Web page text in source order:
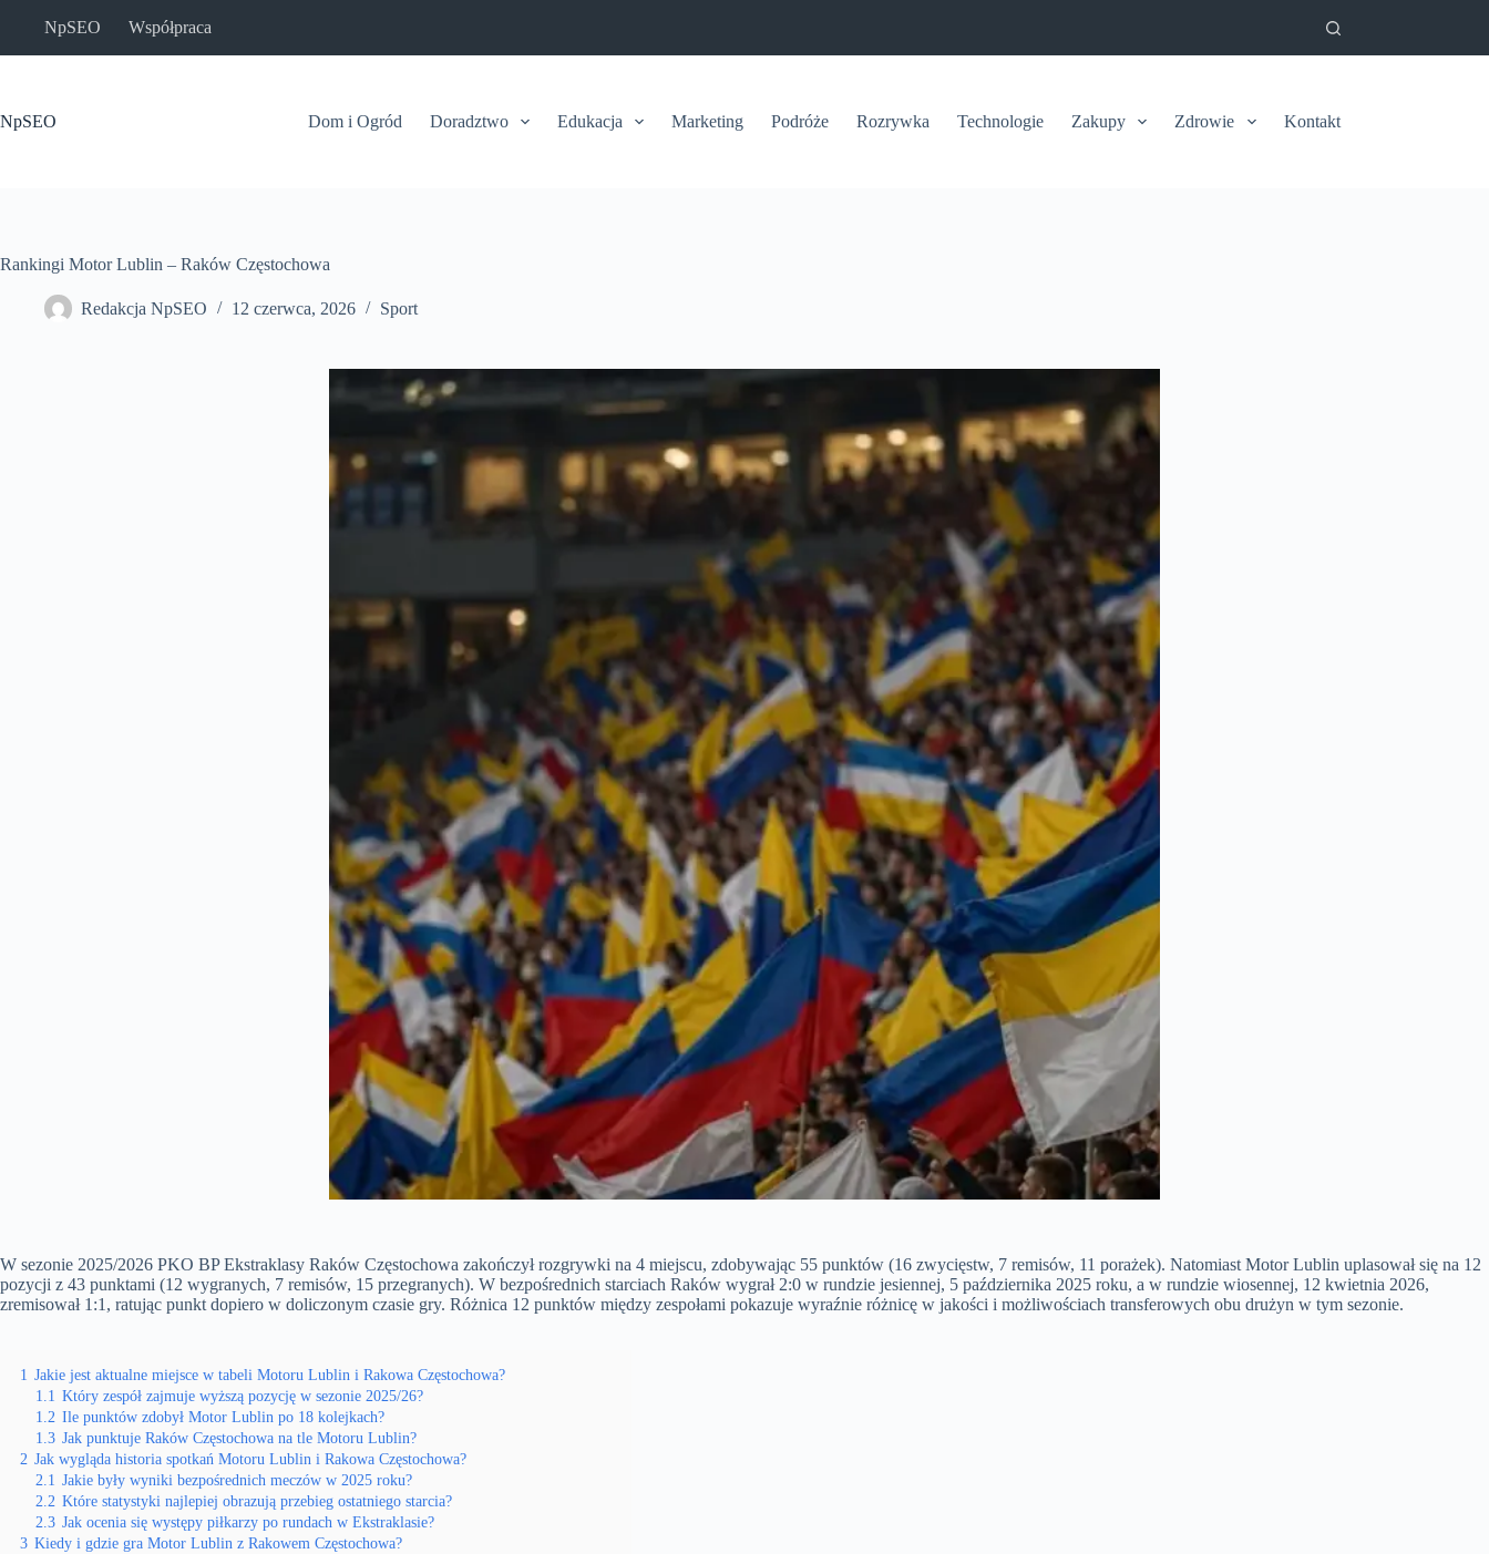
NpSEO Współpraca
NpSEO Dom i Ogród Doradztwo Edukacja Marketing Podróże Rozrywka Technologie Zakupy Zdrowie Kontakt
Rankingi Motor Lublin – Raków Częstochowa
Redakcja NpSEO 12 czerwca, 2026 Sport
W sezonie 2025/2026 PKO BP Ekstraklasy Raków Częstochowa zakończył rozgrywki na 4 miejscu, zdobywając 55 punktów (16 zwycięstw, 7 remisów, 11 porażek). Natomiast Motor Lublin uplasował się na 12
pozycji z 43 punktami (12 wygranych, 7 remisów, 15 przegranych). W bezpośrednich starciach Raków wygrał 2:0 w rundzie jesiennej, 5 października 2025 roku, a w rundzie wiosennej, 12 kwietnia 2026,
zremisował 1:1, ratując punkt dopiero w doliczonym czasie gry. Różnica 12 punktów między zespołami pokazuje wyraźnie różnicę w jakości i możliwościach transferowych obu drużyn w tym sezonie.
1 Jakie jest aktualne miejsce w tabeli Motoru Lublin i Rakowa Częstochowa?
1.1 Który zespół zajmuje wyższą pozycję w sezonie 2025/26?
1.2 Ile punktów zdobył Motor Lublin po 18 kolejkach?
1.3 Jak punktuje Raków Częstochowa na tle Motoru Lublin?
2 Jak wygląda historia spotkań Motoru Lublin i Rakowa Częstochowa?
2.1 Jakie były wyniki bezpośrednich meczów w 2025 roku?
2.2 Które statystyki najlepiej obrazują przebieg ostatniego starcia?
2.3 Jak ocenia się występy piłkarzy po rundach w Ekstraklasie?
3 Kiedy i gdzie gra Motor Lublin z Rakowem Częstochowa?